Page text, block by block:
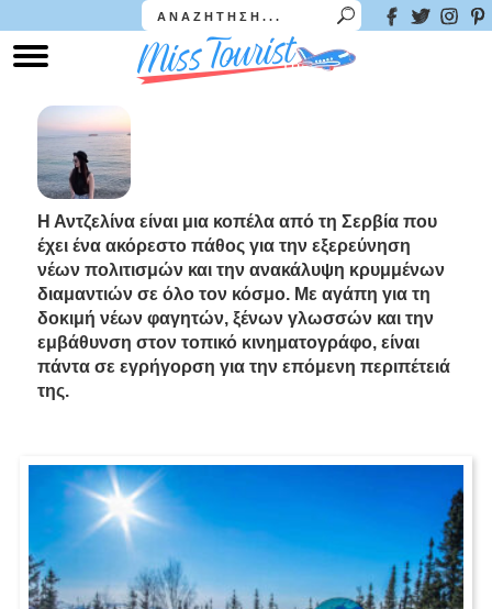
Η Αντζελίνα είναι μια κοπέλα από τη Σερβία που
έχει ένα ακόρεστο πάθος για την εξερεύνηση
νέων πολιτισμών και την ανακάλυψη κρυμμένων
διαμαντιών σε όλο τον κόσμο. Με αγάπη για τη
δοκιμή νέων φαγητών, ξένων γλωσσών και την
εμβάθυνση στον τοπικό κινηματογράφο, είναι
πάντα σε εγρήγορση για την επόμενη περιπέτειά
της.